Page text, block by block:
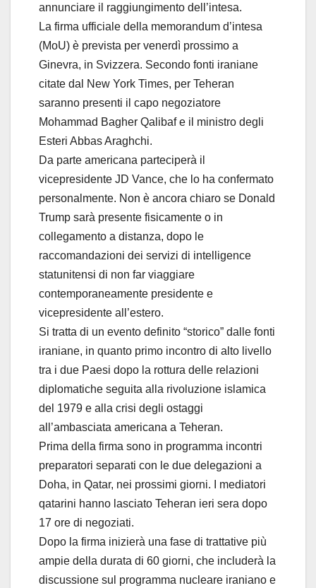
annunciare il raggiungimento dell’intesa.
La firma ufficiale della memorandum d’intesa
(MoU) è prevista per venerdì prossimo a
Ginevra, in Svizzera. Secondo fonti iraniane
citate dal New York Times, per Teheran
saranno presenti il capo negoziatore
Mohammad Bagher Qalibaf e il ministro degli
Esteri Abbas Araghchi.
Da parte americana parteciperà il
vicepresidente JD Vance, che lo ha confermato
personalmente. Non è ancora chiaro se Donald
Trump sarà presente fisicamente o in
collegamento a distanza, dopo le
raccomandazioni dei servizi di intelligence
statunitensi di non far viaggiare
contemporaneamente presidente e
vicepresidente all’estero.
Si tratta di un evento definito “storico” dalle fonti
iraniane, in quanto primo incontro di alto livello
tra i due Paesi dopo la rottura delle relazioni
diplomatiche seguita alla rivoluzione islamica
del 1979 e alla crisi degli ostaggi
all’ambasciata americana a Teheran.
Prima della firma sono in programma incontri
preparatori separati con le due delegazioni a
Doha, in Qatar, nei prossimi giorni. I mediatori
qatarini hanno lasciato Teheran ieri sera dopo
17 ore di negoziati.
Dopo la firma inizierà una fase di trattative più
ampie della durata di 60 giorni, che includerà la
discussione sul programma nucleare iraniano e